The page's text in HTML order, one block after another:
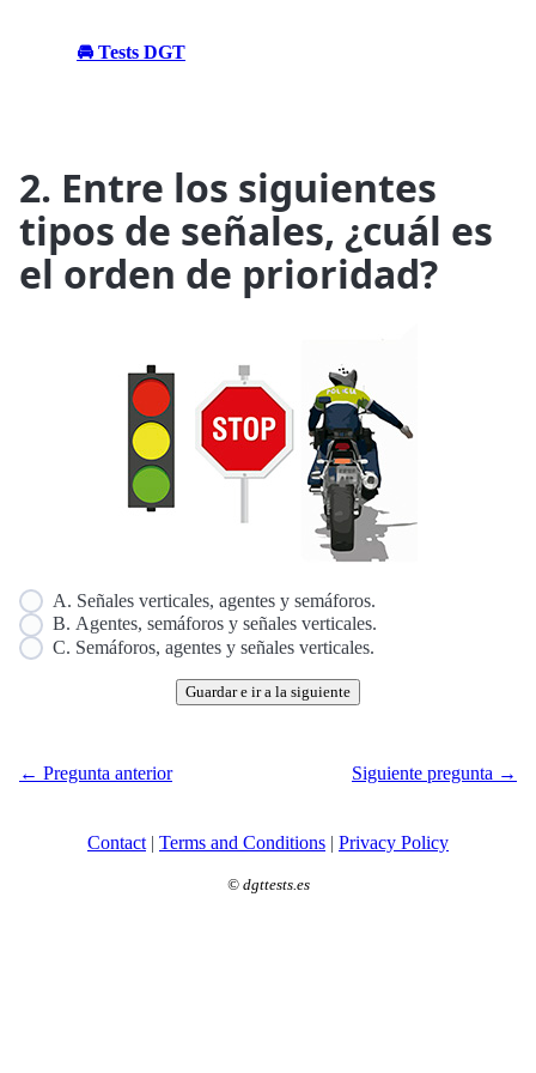
🚘 Tests DGT
2. Entre los siguientes
tipos de señales, ¿cuál es
el orden de prioridad?
A. Señales verticales, agentes y semáforos.
B. Agentes, semáforos y señales verticales.
C. Semáforos, agentes y señales verticales.
Guardar e ir a la siguiente
← Pregunta anterior Siguiente pregunta →
Contact | Terms and Conditions | Privacy Policy
© dgttests.es